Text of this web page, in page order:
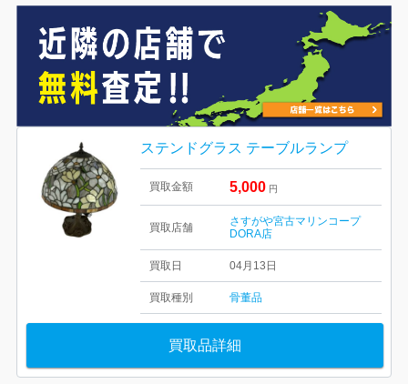
ステンドグラス テーブルランプ
買取金額 5,000 円
買取店舗
さすがや宮古マリンコープ
DORA店
買取日 04月13日
買取種別 骨董品
買取品詳細